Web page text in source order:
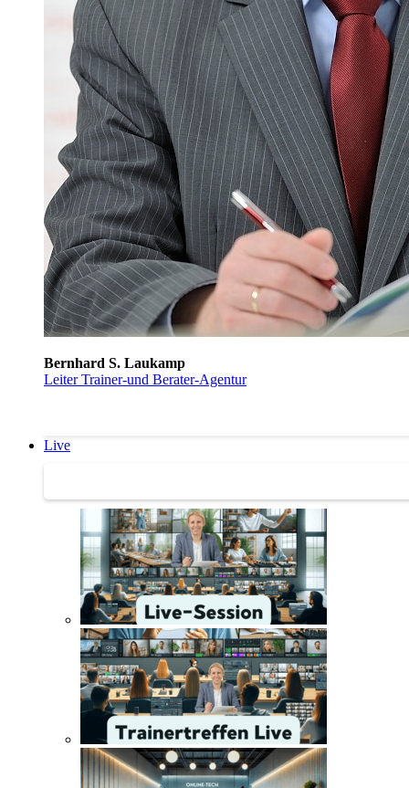
Bernhard S. Laukamp
Leiter Trainer-und Berater-Agentur
Live